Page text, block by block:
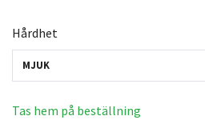
Hårdhet
MJUK
Tas hem på beställning